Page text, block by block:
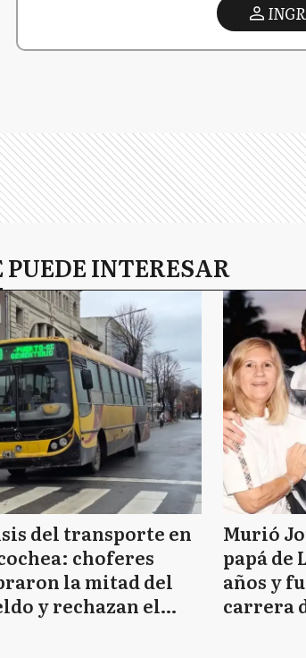
PUEDE INTERESAR
del transporte en
choferes
la mitad del
y rechazan el
Murió
papá de
años y
carrera